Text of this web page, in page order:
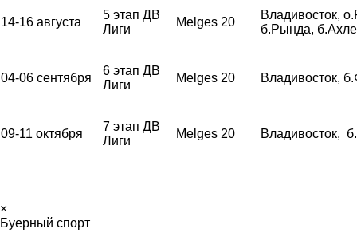
14-16 августа
5 этап ДВ
Лиги
Melges 20
Владивосток,
б.Рында,
04-06 сентября
6 этап ДВ
Лиги
Melges 20 Владивосток,
09-11 октября
7 этап ДВ
Лиги
Melges 20 Владивосток,
×
Буерный спорт